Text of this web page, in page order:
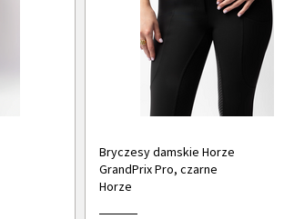
Bryczesy damskie Horze
GrandPrix Pro, czarne
Horze